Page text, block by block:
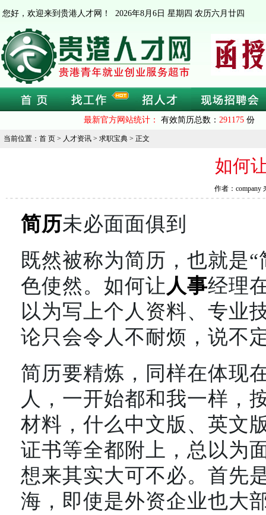
您好，欢迎来到贵港人才网！ 2026年8月6日 星期四 农历六月廿四
最新官方网站统计： 有效简历总数： 291175 份
当前位置：首 页 > 人才资讯 > 求职宝典 > 正文
如何
作者：company
简历未必面面俱到
既然被称为简历，也就是“
色使然。如何让 人事经理
以为写上个人资料、专业
论只会令人不耐烦，说不
简历要精炼，同样在体现
人，一开始都和我一样，
材料，什么中文版、英文
证书等全都附上，总以为
想来其实大可不必。首先
海，即使是外资企业也大